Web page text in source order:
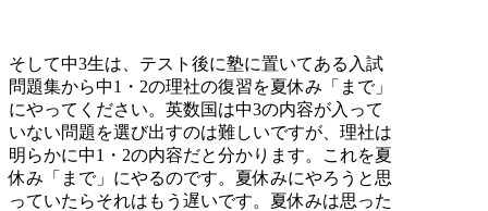
そして中3生は、テスト後に塾に置いてある入試
問題集から中1・2の理社の復習を夏休み「まで」
にやってください。英数国は中3の内容が入って
いない問題を選び出すのは難しいですが、理社は
明らかに中1・2の内容だと分かります。これを夏
休み「まで」にやるのです。夏休みにやろうと思
っていたらそれはもう遅いです。夏休みは思った